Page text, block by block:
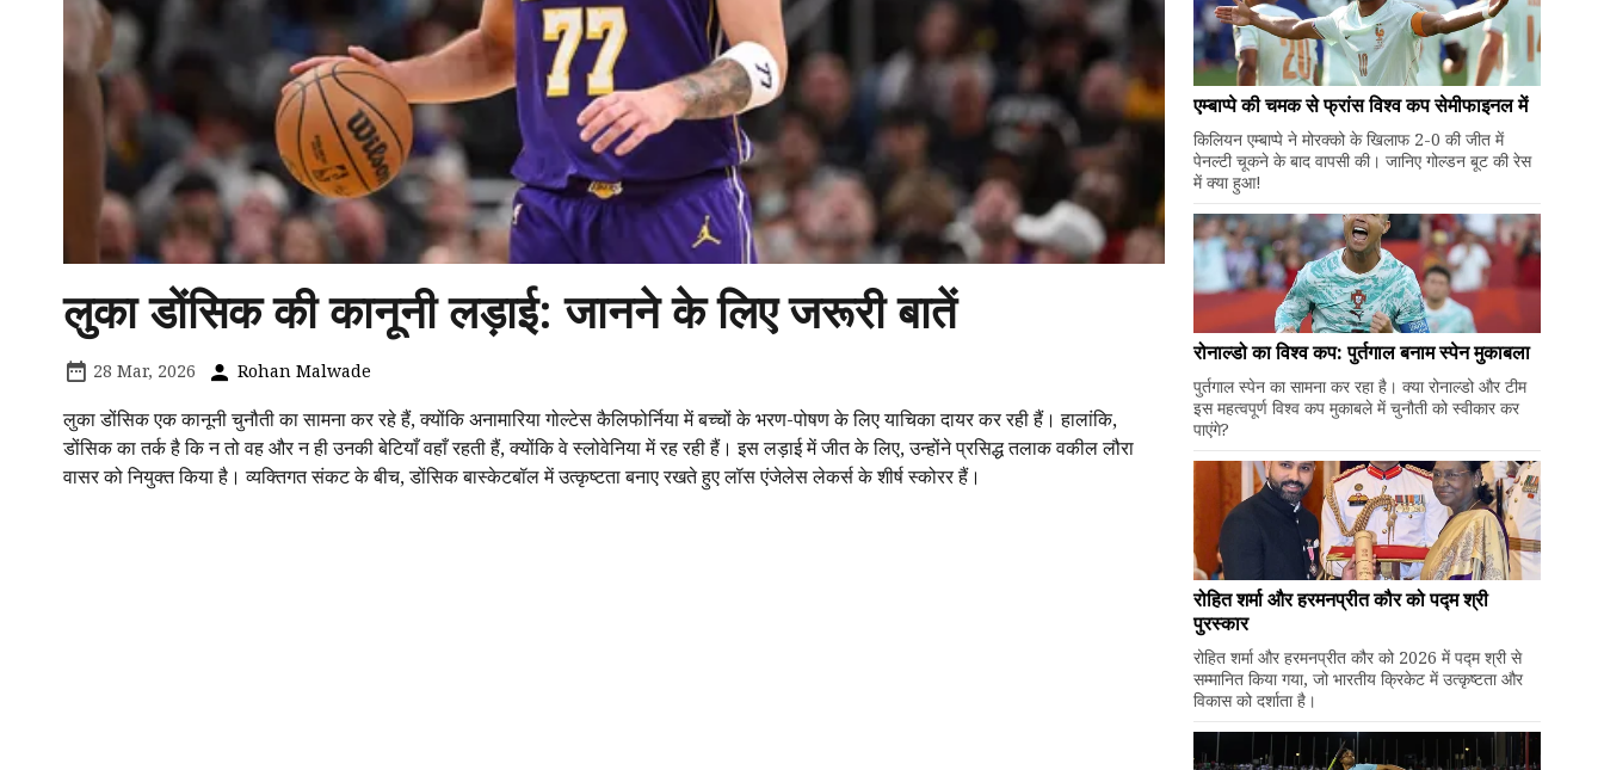
लुका डोंसिक की कानूनी लड़ाई: जानने के लिए जरूरी बातें
28 Mar, 2026 Rohan Malwade
लुका डोंसिक एक कानूनी चुनौती का सामना कर रहे हैं, क्योंकि अनामारिया गोल्टेस कैलिफोर्निया में बच्चों के भरण-पोषण के लिए याचिका दायर कर रही हैं। हालांकि,
डोंसिक का तर्क है कि न तो वह और न ही उनकी बेटियाँ वहाँ रहती हैं, क्योंकि वे स्लोवेनिया में रह रही हैं। इस लड़ाई में जीत के लिए, उन्होंने प्रसिद्ध तलाक वकील लौरा
वासर को नियुक्त किया है। व्यक्तिगत संकट के बीच, डोंसिक बास्केटबॉल में उत्कृष्टता बनाए रखते हुए लॉस एंजेलेस लेकर्स के शीर्ष स्कोरर हैं।
एम्बाप्पे की चमक से फ्रांस विश्व कप सेमीफाइनल में
किलियन एम्बाप्पे ने मोरक्को के खिलाफ 2-0 की जीत में
पेनल्टी चूकने के बाद वापसी की। जानिए गोल्डन बूट की रेस
में क्या हुआ!
रोनाल्डो का विश्व कप: पुर्तगाल बनाम स्पेन मुकाबला
पुर्तगाल स्पेन का सामना कर रहा है। क्या रोनाल्डो और टीम
इस महत्वपूर्ण विश्व कप मुकाबले में चुनौती को स्वीकार कर
पाएंगे?
रोहित शर्मा और हरमनप्रीत कौर को पद्म श्री
पुरस्कार
रोहित शर्मा और हरमनप्रीत कौर को 2026 में पद्म श्री से
सम्मानित किया गया, जो भारतीय क्रिकेट में उत्कृष्टता और
विकास को दर्शाता है।